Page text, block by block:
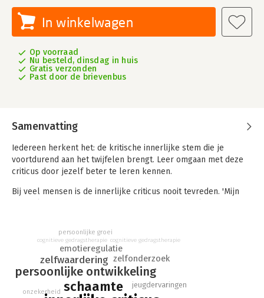
In winkelwagen
Op voorraad
Nu besteld, dinsdag in huis
Gratis verzonden
Past door de brievenbus
Samenvatting
Iedereen herkent het: de kritische innerlijke stem die je
voortdurend aan het twijfelen brengt. Leer omgaan met deze
criticus door jezelf beter te leren kennen.
Bij veel mensen is de innerlijke criticus nooit tevreden. 'Mijn
een ...' Kun je die stem niet gewoon uitzetten? Het simpele
antwoord is 'nee': gevoelens van schaamte en schuld hebben
namelijk een belangrijke functie. Ze zorgen ervoor dat we in
het dagelijkse leven een beetje 'binnen de lijntjes' blijven.
Maar als die stem te sterk wordt, kan hij ook negatieve
gevolgen hebben. En tegen jezelf zeggen dat je 'minder streng
schaamte
persoonlijke ontwikkeling
zelfwaardering
emotieregulatie
zelfonderzoek
jeugdervaringen
cognitieve gedragstherapie
persoonlijke groei
cognitieve gedragstherapie
onzekerheid